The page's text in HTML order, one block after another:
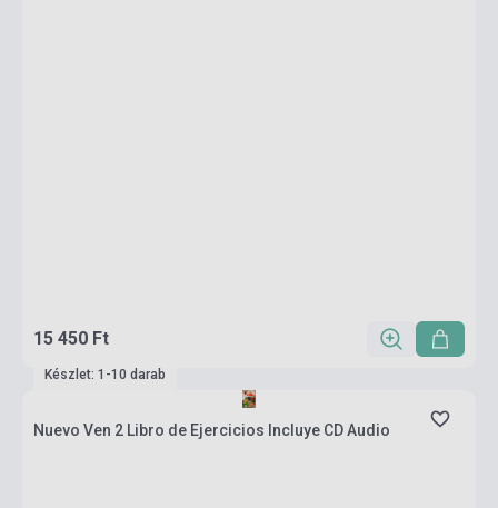
15 450 Ft
Készlet: 1-10 darab
Nuevo Ven 2 Libro de Ejercicios Incluye CD Audio